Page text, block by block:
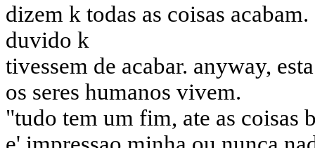
dizem k todas as coisas
duvido k
tivessem de acabar. anyway,
os seres humanos vivem.
"tudo tem um fim, ate as coisas